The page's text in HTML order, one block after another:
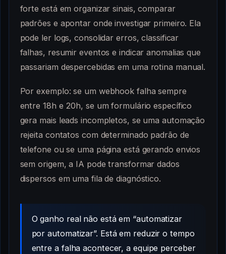
forte está em organizar sinais, comparar
padrões e apontar onde investigar primeiro. Ela
pode ler logs, consolidar erros, classificar
falhas, resumir eventos e indicar anomalias que
passariam despercebidas em uma rotina manual.
Por exemplo: se um webhook falha sempre
entre 18h e 20h, se um formulário específico
gera mais leads incompletos, se uma automação
rejeita contatos com determinado padrão de
telefone ou se uma página está gerando envios
sem origem, a IA pode transformar dados
dispersos em uma fila de diagnóstico.
O ganho real não está em “automatizar
por automatizar”. Está em reduzir o tempo
entre a falha acontecer, a equipe perceber